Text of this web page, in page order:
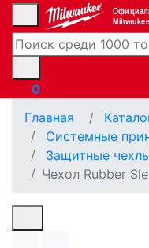
0
Главная
Системные
Защитные
Чехол Rubber